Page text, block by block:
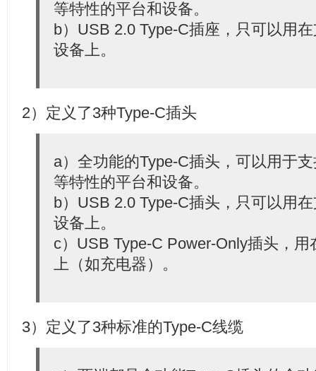
等特性的平台和设备。
b）USB 2.0 Type-C插座，只可以用
设备上。
2）定义了3种Type-C插头
a）全功能的Type-C插头，可以用于
等特性的平台和设备。
b）USB 2.0 Type-C插头，只可以用
设备上。
c）USB Type-C Power-Only插头，
上（如充电器）。
3）定义了3种标准的Type-C线缆